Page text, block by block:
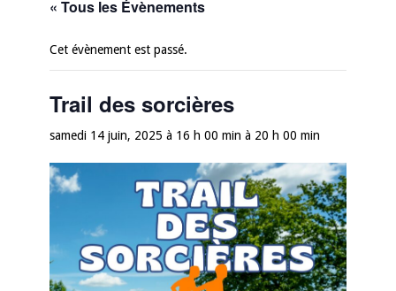
« Tous les Évènements
Cet évènement est passé.
Trail des sorcières
samedi 14 juin, 2025 à 16 h 00 min à 20 h 00 min